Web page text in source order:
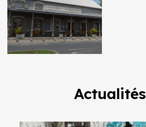
Actualités